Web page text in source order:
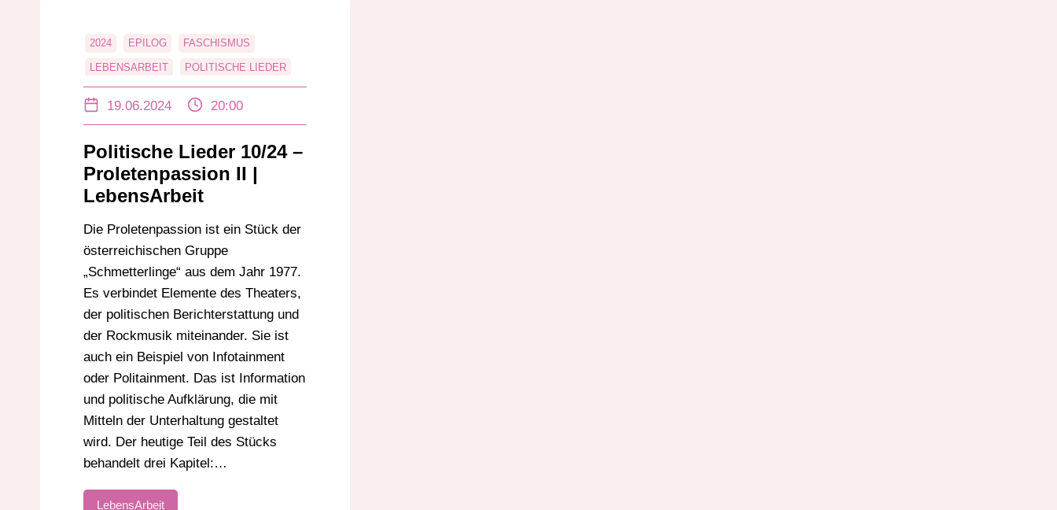
2024 EPILOG FASCHISMUS
LEBENSARBEIT POLITISCHE LIEDER
SCHMETTERLINGE
19.06.2024 20:00
Politische Lieder 10/24 –
Proletenpassion II |
LebensArbeit
Die Proletenpassion ist ein Stück der
österreichischen Gruppe
„Schmetterlinge“ aus dem Jahr 1977.
Es verbindet Elemente des Theaters,
der politischen Berichterstattung und
der Rockmusik miteinander. Sie ist
auch ein Beispiel von Infotainment
oder Politainment. Das ist Information
und politische Aufklärung, die mit
Mitteln der Unterhaltung gestaltet
wird. Der heutige Teil des Stücks
behandelt drei Kapitel:…
LebensArbeit